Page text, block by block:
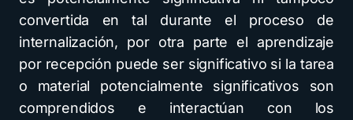
convertida en tal durante el proceso de
internalización, por otra parte el aprendizaje
por recepción puede ser significativo si la tarea
o material potencialmente significativos son
comprendidos e interactúan con los